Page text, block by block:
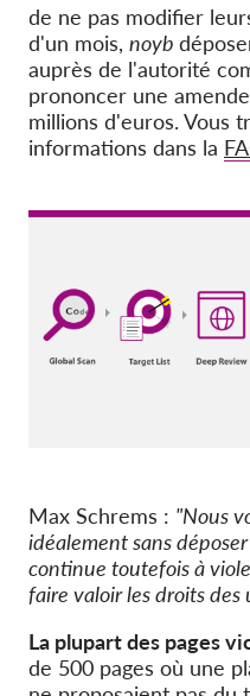
de ne pas modifier
d'un mois, noyb
auprès de l'autorité
prononcer une
millions d'euros. Vous
informations dans la
Max Schrems : "Nous
idéalement sans
continue toutefois à
faire valoir les droits des
La plupart des pages
de 500 pages où une